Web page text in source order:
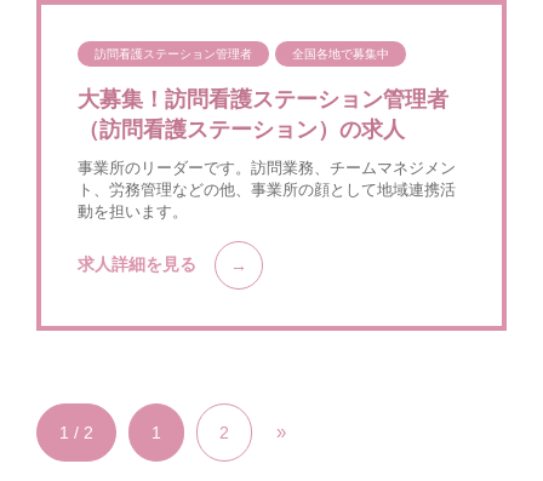
訪問看護ステーション管理者 全国各地で募集中
大募集！訪問看護ステーション管理者
（訪問看護ステーション）の求人
事業所のリーダーです。訪問業務、チームマネジメン
ト、労務管理などの他、事業所の顔として地域連携活
動を担います。
求人詳細を見る
1 / 2 1 2 »